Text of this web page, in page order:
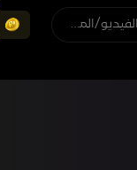
البحث عن البث المباشر/الفيديو/المستخدم